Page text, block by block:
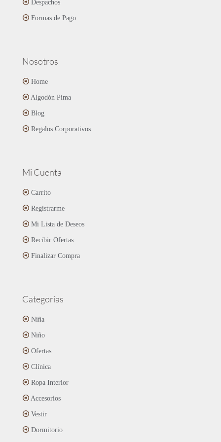
producto
Despachos
Formas de Pago
Nosotros
Home
Algodón Pima
Blog
Regalos Corporativos
Mi Cuenta
Carrito
Registrarme
Mi Lista de Deseos
Recibir Ofertas
Finalizar Compra
Categorías
Niña
Niño
Ofertas
Clínica
Ropa Interior
Accesorios
Vestir
Dormitorio